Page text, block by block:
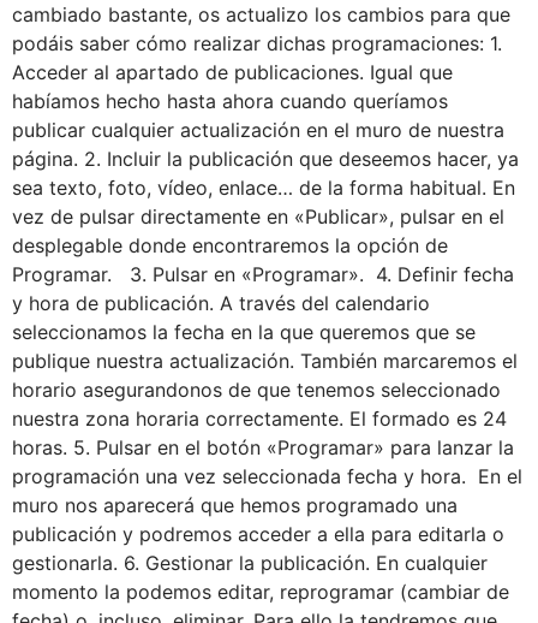
cambiado bastante, os actualizo los cambios para que
podáis saber cómo realizar dichas programaciones: 1.
Acceder al apartado de publicaciones. Igual que
habíamos hecho hasta ahora cuando queríamos
publicar cualquier actualización en el muro de nuestra
página. 2. Incluir la publicación que deseemos hacer, ya
sea texto, foto, vídeo, enlace… de la forma habitual. En
vez de pulsar directamente en «Publicar», pulsar en el
desplegable donde encontraremos la opción de
Programar. 3. Pulsar en «Programar». 4. Definir fecha
y hora de publicación. A través del calendario
seleccionamos la fecha en la que queremos que se
publique nuestra actualización. También marcaremos el
horario asegurandonos de que tenemos seleccionado
nuestra zona horaria correctamente. El formado es 24
horas. 5. Pulsar en el botón «Programar» para lanzar la
programación una vez seleccionada fecha y hora. En el
muro nos aparecerá que hemos programado una
publicación y podremos acceder a ella para editarla o
gestionarla. 6. Gestionar la publicación. En cualquier
momento la podemos editar, reprogramar (cambiar de